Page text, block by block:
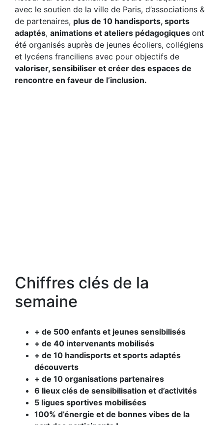
avec le soutien de la ville de Paris, d’associations &
de partenaires, plus de 10 handisports, sports
adaptés, animations et ateliers pédagogiques ont
été organisés auprès de jeunes écoliers, collégiens
et lycéens franciliens avec pour objectifs de
valoriser, sensibiliser et créer des espaces de
rencontre en faveur de l’inclusion.
Chiffres clés de la
semaine
+ de 500 enfants et jeunes sensibilisés
+ de 40 intervenants mobilisés
+ de 10 handisports et sports adaptés
découverts
+ de 10 organisations partenaires
6 lieux clés de sensibilisation et d’activités
5 ligues sportives mobilisées
100% d’énergie et de bonnes vibes de la